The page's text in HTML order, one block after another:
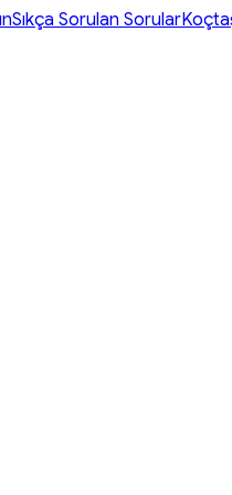
Sıkça Sorulan Sorular